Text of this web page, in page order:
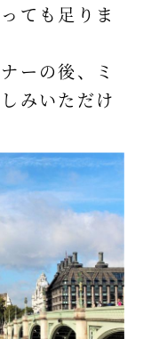
ても足りま
ーの後、ミ
みいただけ